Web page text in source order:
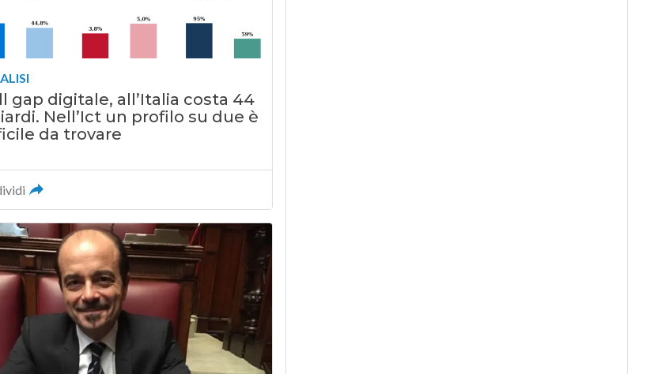
gap digitale, all’Italia costa 44
Nell’Ict un profilo su due è
da trovare